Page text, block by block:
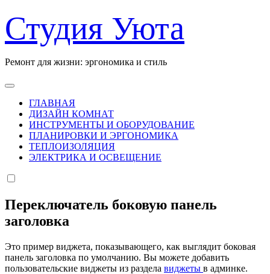
к
содержанию
Студия Уюта
Ремонт для жизни: эргономика и стиль
ГЛАВНАЯ
ДИЗАЙН КОМНАТ
ИНСТРУМЕНТЫ И ОБОРУДОВАНИЕ
ПЛАНИРОВКИ И ЭРГОНОМИКА
ТЕПЛОИЗОЛЯЦИЯ
ЭЛЕКТРИКА И ОСВЕЩЕНИЕ
Переключатель боковую панель
заголовка
Это пример виджета, показывающего, как выглядит боковая
панель заголовка по умолчанию. Вы можете добавить
пользовательские виджеты из раздела виджеты в админке.